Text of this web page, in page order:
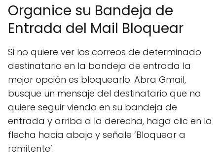
Organice su Bandeja de
Entrada del Mail Bloquear
Si no quiere ver los correos de determinado
destinatario en la bandeja de entrada la
mejor opción es bloquearlo. Abra Gmail,
busque un mensaje del destinatario que no
quiere seguir viendo en su bandeja de
entrada y arriba a la derecha, haga clic en la
flecha hacia abajo y señale ‘Bloquear a
remitente’.